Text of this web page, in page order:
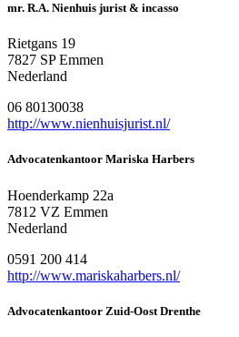
mr. R.A. Nienhuis jurist & incasso
Rietgans 19
7827 SP Emmen
Nederland
06 80130038
http://www.nienhuisjurist.nl/
Advocatenkantoor Mariska Harbers
Hoenderkamp 22a
7812 VZ Emmen
Nederland
0591 200 414
http://www.mariskaharbers.nl/
Advocatenkantoor Zuid-Oost Drenthe